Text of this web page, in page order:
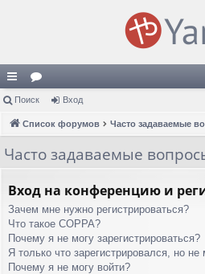
с
ы
лк
ор
ум
Поиск Вход
Список форумов Часто задаваемые
Часто задаваемые
Вход на конференцию и
Зачем мне нужно регистрироваться?
Что такое COPPA?
Почему я не могу зарегистрироваться?
Я только что зарегистрировался, но не
Почему я не могу войти?